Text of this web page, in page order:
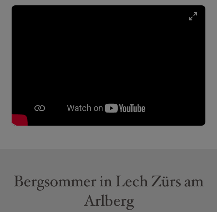
Bergsommer in Lech Zürs am
Arlberg